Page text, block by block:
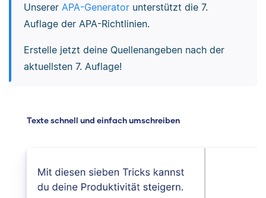
Unserer APA-Generatorunterstützt die 7.
Auflage der APA-Richtlinien.
Erstelle jetzt deine Quellenangeben nach der
aktuellsten 7. Auflage!
Texte schnell und einfach umschreiben